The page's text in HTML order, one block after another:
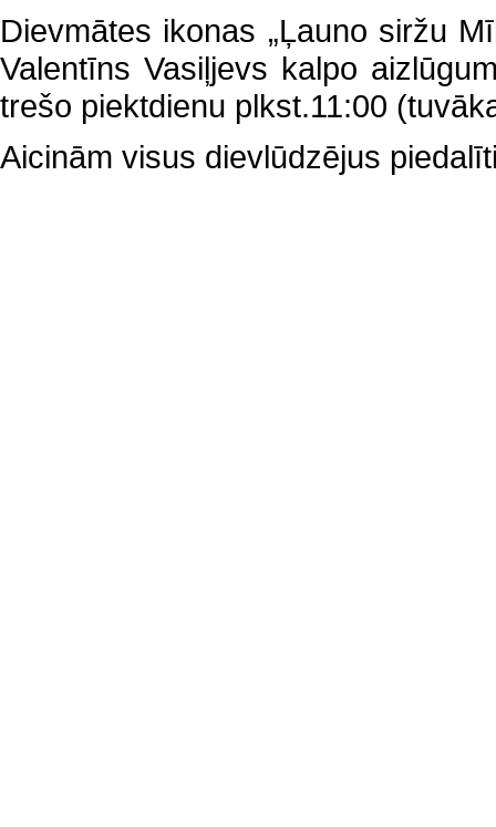
Dievmātes ikonas „Ļauno siržu
Valentīns Vasiļjevs kalpo
trešo piektdienu plkst.11:00
Aicinām visus dievlūdzējus